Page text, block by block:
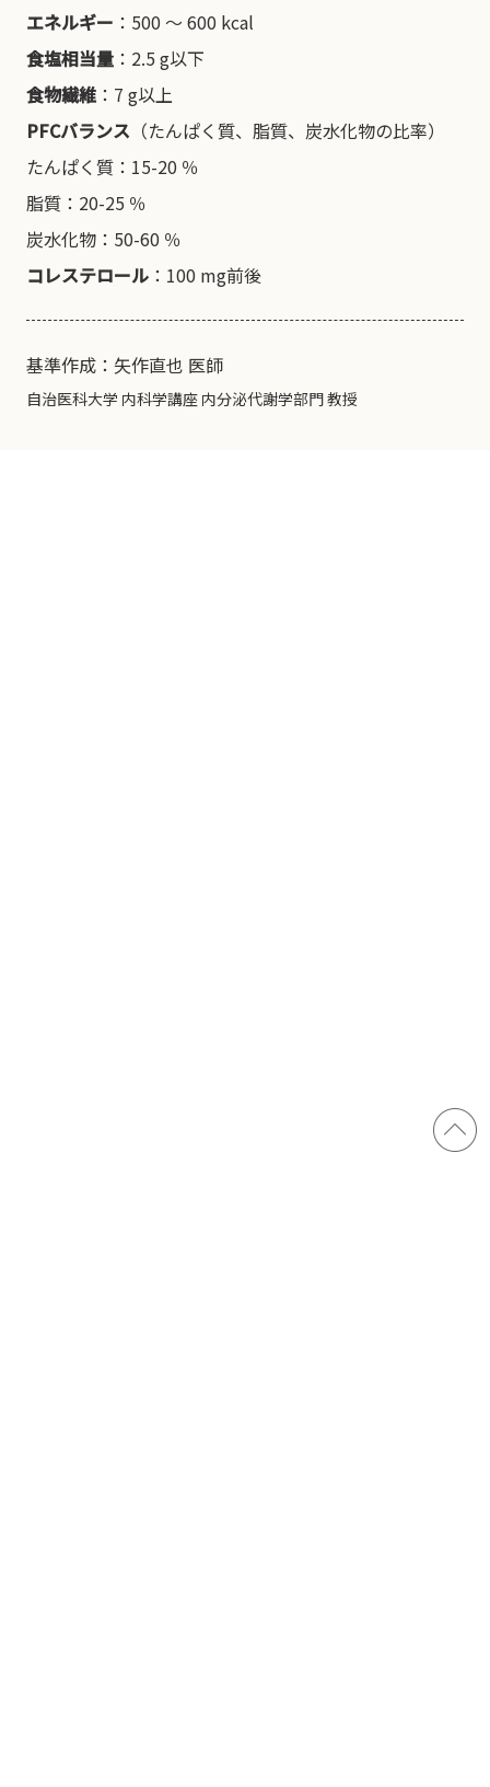
エネルギー ：500 〜 600 kcal
食塩相当量 ：2.5 g以下
食物繊維 ：7 g以上
PFCバランス （たんぱく質、脂質、炭水化物の比率）
たんぱく質：15-20 ％
脂質：20-25 ％
炭水化物：50-60 ％
コレステロール ：100 mg前後
基準作成：矢作直也 医師
自治医科大学 内科学講座 内分泌代謝学部門 教授